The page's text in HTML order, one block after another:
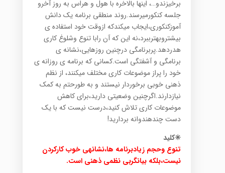
برخیزندو…، اینها بالاخره با هول و هراس به روز آخرو
جلسه کنکورمیرسند.روند منطقی برنامه یک دانش
آموزکنکوری،ایجاب میکندکه ازوقت خود استفاده ی
بیشتروبهترببرد،نه این که آن رابا تنوع وشلوغ کاری
هدردهد.پربرنامگی درچنین روزهایی،نشانه ی
برنامگی و آشفتگی است.کسانی که برنامه ی روزانه ی
خود را پراز موضوعات کاری مختلف میکنند، از نظم
ذهنی خوبی برخوردار نیستند و به طورحتم به کمک
نیازدارند.اگرچنین وضعیتی دارید،برای کاهش
موضوعات کاری تلاش کنید،درست نیست که با یک
دست چندهندوانه بردارید!
✳️کلید
تنوع وحجم زیادبرنامه ها،نشانهی خوب کارکردن
نیست،بلکه بیانگربی نظمی ذهنی است.